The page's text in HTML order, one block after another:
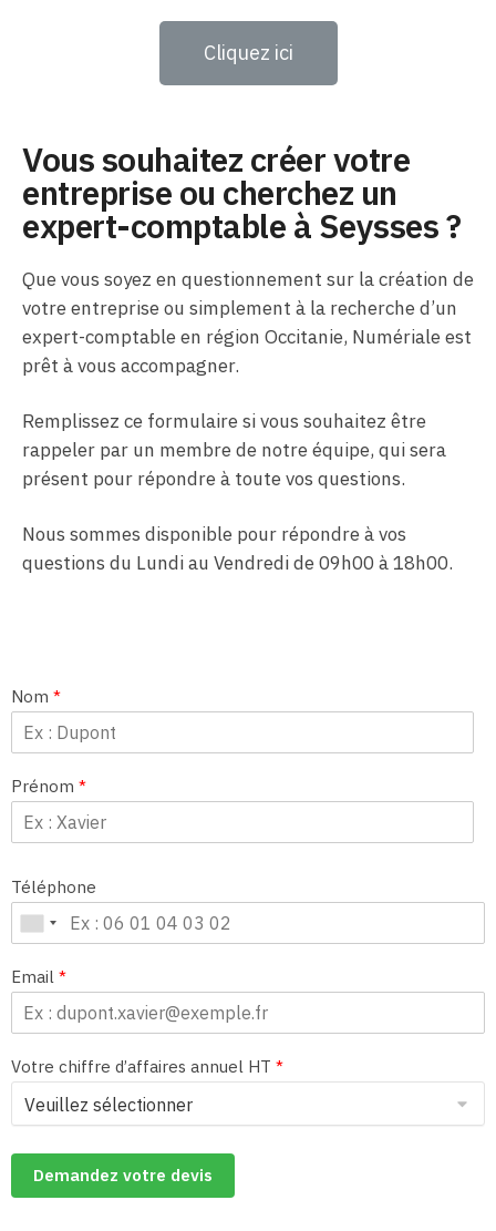
Cliquez ici
Vous souhaitez créer votre
entreprise ou cherchez un
expert-comptable à Seysses ?
Que vous soyez en questionnement sur la création de
votre entreprise ou simplement à la recherche d’un
expert-comptable en région Occitanie, Numériale est
prêt à vous accompagner.
Remplissez ce formulaire si vous souhaitez être
rappeler par un membre de notre équipe, qui sera
présent pour répondre à toute vos questions.
Nous sommes disponible pour répondre à vos
questions du Lundi au Vendredi de 09h00 à 18h00.
Nom *
Prénom *
Téléphone
Email *
Votre chiffre d’affaires annuel HT *
Demandez votre devis